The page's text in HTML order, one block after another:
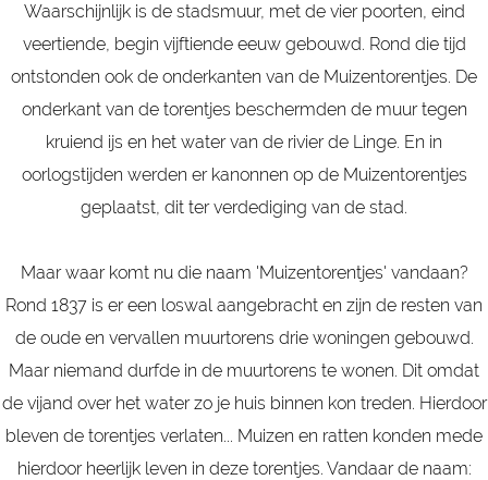
Waarschijnlijk is de stadsmuur, met de vier poorten, eind
veertiende, begin vijftiende eeuw gebouwd. Rond die tijd
ontstonden ook de onderkanten van de Muizentorentjes. De
onderkant van de torentjes beschermden de muur tegen
kruiend ijs en het water van de rivier de Linge. En in
oorlogstijden werden er kanonnen op de Muizentorentjes
geplaatst, dit ter verdediging van de stad.
Maar waar komt nu die naam 'Muizentorentjes' vandaan?
Rond 1837 is er een loswal aangebracht en zijn de resten van
de oude en vervallen muurtorens drie woningen gebouwd.
Maar niemand durfde in de muurtorens te wonen. Dit omdat
de vijand over het water zo je huis binnen kon treden. Hierdoor
bleven de torentjes verlaten... Muizen en ratten konden mede
hierdoor heerlijk leven in deze torentjes. Vandaar de naam: